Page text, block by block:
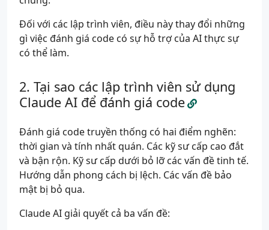
Đối với các lập trình viên, điều này thay đổi những
gì việc đánh giá code có sự hỗ trợ của AI thực sự
có thể làm.
Tại sao các lập trình viên sử dụng
Claude AI để đánh giá code
Đánh giá code truyền thống có hai điểm nghẽn:
thời gian và tính nhất quán. Các kỹ sư cấp cao đắt
và bận rộn. Kỹ sư cấp dưới bỏ lỡ các vấn đề tinh tế.
Hướng dẫn phong cách bị lệch. Các vấn đề bảo
mật bị bỏ qua.
Claude AI giải quyết cả ba vấn đề: